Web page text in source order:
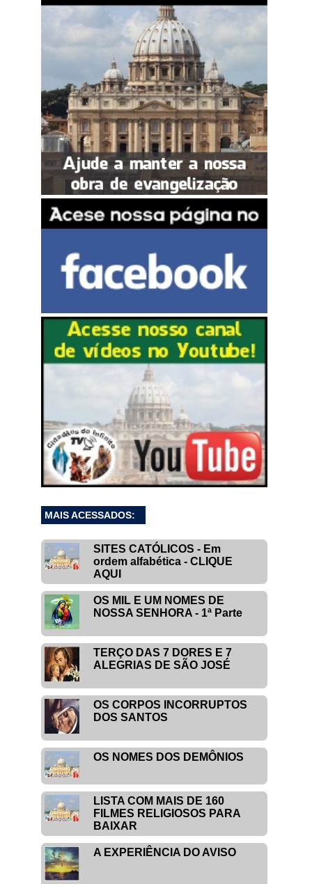
MAIS ACESSADOS:
SITES CATÓLICOS - Em
ordem alfabética - CLIQUE
AQUI
OS MIL E UM NOMES DE
NOSSA SENHORA - 1ª Parte
TERÇO DAS 7 DORES E 7
ALEGRIAS DE SÃO JOSÉ
OS CORPOS INCORRUPTOS
DOS SANTOS
OS NOMES DOS DEMÔNIOS
LISTA COM MAIS DE 160
FILMES RELIGIOSOS PARA
BAIXAR
A EXPERIÊNCIA DO AVISO